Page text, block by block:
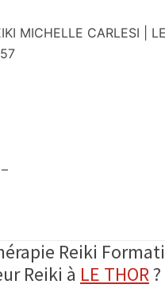
MICHELLE CARLESI |
Reiki
Reiki à LE THOR?